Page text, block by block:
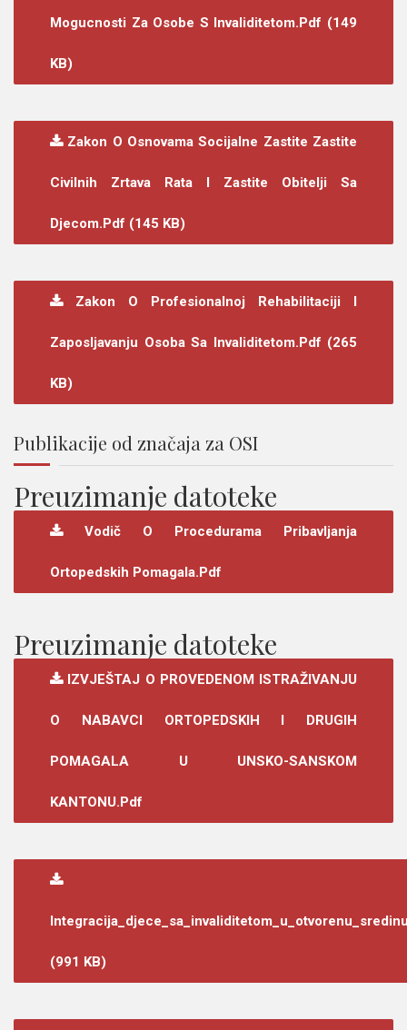
Mogucnosti Za Osobe S Invaliditetom.pdf (149
KB)
Zakon O Osnovama Socijalne Zastite Zastite
Civilnih Zrtava Rata I Zastite Obitelji Sa
Djecom.pdf (145 KB)
Zakon O Profesionalnoj Rehabilitaciji I
Zaposljavanju Osoba Sa Invaliditetom.pdf (265
KB)
Publikacije od značaja za OSI
Preuzimanje datoteke
Vodič O Procedurama Pribavljanja
Ortopedskih Pomagala.pdf
Preuzimanje datoteke
IZVJEŠTAJ O PROVEDENOM ISTRAŽIVANJU
O NABAVCI ORTOPEDSKIH I DRUGIH
POMAGALA U UNSKO-SANSKOM
KANTONU.pdf
(991 KB)